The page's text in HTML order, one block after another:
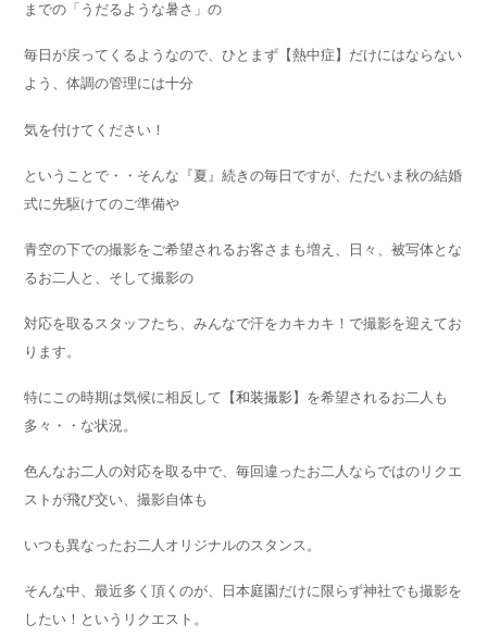
までの「うだるような暑さ」の
毎日が戻ってくるようなので、ひとまず【熱中症】だけにはならない
よう、体調の管理には十分
気を付けてください！
ということで・・そんな『夏』続きの毎日ですが、ただいま秋の結婚
式に先駆けてのご準備や
青空の下での撮影をご希望されるお客さまも増え、日々、被写体とな
るお二人と、そして撮影の
対応を取るスタッフたち、みんなで汗をカキカキ！で撮影を迎えてお
ります。
特にこの時期は気候に相反して【和装撮影 】を希望されるお二人も
多々・・な状況。
色んなお二人の対応を取る中で、毎回違ったお二人ならではのリクエ
ストが飛び交い、撮影自体も
いつも異なったお二人オリジナルのスタンス。
そんな中、最近多く頂くのが、日本庭園だけに限らず神社でも撮影を
したい！というリクエスト。